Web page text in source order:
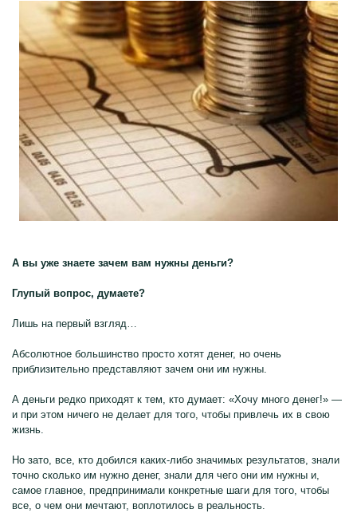
А вы уже знаете зачем вам нужны деньги?
Глупый вопрос, думаете?
Лишь на первый взгляд…
Абсолютное большинство просто хотят денег, но очень
приблизительно представляют зачем они им нужны.
А деньги редко приходят к тем, кто думает: «Хочу много денег!» —
и при этом ничего не делает для того, чтобы привлечь их в свою
жизнь.
Но зато, все, кто добился каких-либо значимых результатов, знали
точно сколько им нужно денег, знали для чего они им нужны и,
самое главное, предпринимали конкретные шаги для того, чтобы
все, о чем они мечтают, воплотилось в реальность.